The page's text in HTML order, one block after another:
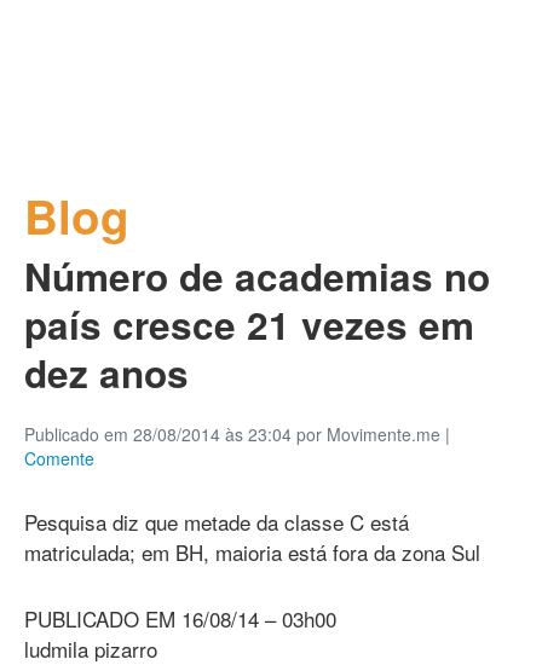
Blog
Número de academias no
país cresce 21 vezes em
dez anos
Publicado em 28/08/2014 às 23:04 por Movimente.me |
Comente
Pesquisa diz que metade da classe C está
matriculada; em BH, maioria está fora da zona Sul
PUBLICADO EM 16/08/14 – 03h00
ludmila pizarro